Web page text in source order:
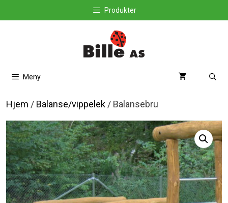
til
Produkter
Meny
Hjem / Balanse/vippelek / Balansebru